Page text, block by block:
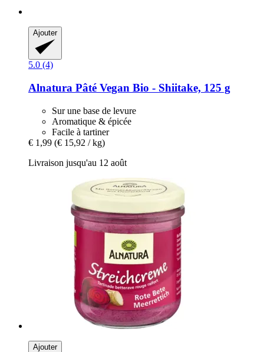
Ajouter
5.0 (4)
Alnatura Pâté Vegan Bio -​ Shiitake, 125 g
Sur une base de levure
Aromatique & épicée
Facile à tartiner
€ 1,99 (€ 15,92 / kg)
Livraison jusqu'au 12 août
Ajouter